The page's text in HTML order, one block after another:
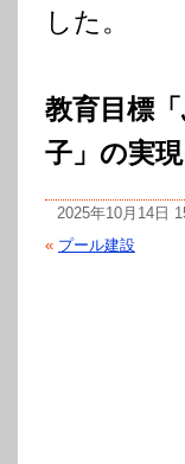
した。
教育目標
子」の実
2025年10月14日
« プール建設